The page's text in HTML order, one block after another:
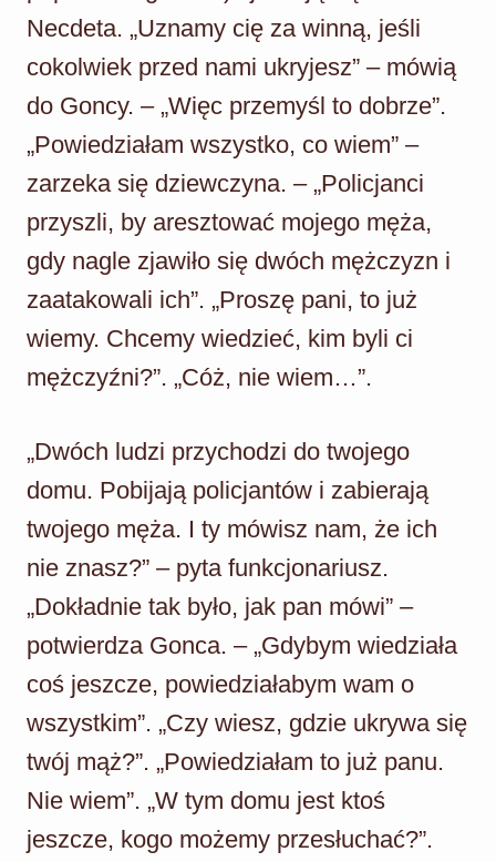
Necdeta. „Uznamy cię za winną, jeśli
cokolwiek przed nami ukryjesz” – mówią
do Goncy. – „Więc przemyśl to dobrze”.
„Powiedziałam wszystko, co wiem” –
zarzeka się dziewczyna. – „Policjanci
przyszli, by aresztować mojego męża,
gdy nagle zjawiło się dwóch mężczyzn i
zaatakowali ich”. „Proszę pani, to już
wiemy. Chcemy wiedzieć, kim byli ci
mężczyźni?”. „Cóż, nie wiem…”.
„Dwóch ludzi przychodzi do twojego
domu. Pobijają policjantów i zabierają
twojego męża. I ty mówisz nam, że ich
nie znasz?” – pyta funkcjonariusz.
„Dokładnie tak było, jak pan mówi” –
potwierdza Gonca. – „Gdybym wiedziała
coś jeszcze, powiedziałabym wam o
wszystkim”. „Czy wiesz, gdzie ukrywa się
twój mąż?”. „Powiedziałam to już panu.
Nie wiem”. „W tym domu jest ktoś
jeszcze, kogo możemy przesłuchać?”.